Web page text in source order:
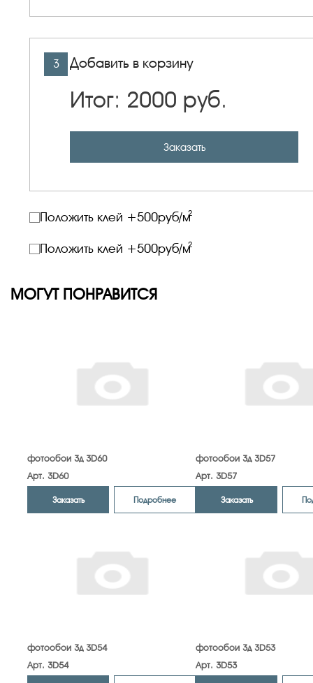
3 Добавить в корзину
Итог: 2000 руб.
Заказать
Положить клей +500руб/м2
Положить клей +500руб/м2
МОГУТ ПОНРАВИТСЯ
фотообои 3д 3D60
Арт. 3D60
Заказать Подробнее
фотообои 3д 3D57
Арт. 3D57
Заказать
фотообои 3д 3D54
Арт. 3D54
фотообои 3д 3D53
Арт. 3D53